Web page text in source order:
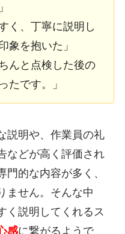
く、丁寧に説明し
象を抱いた」
んと点検した後の
たです。」
説明や、作業員の礼
などが高く評価され
的な内容が多く、
ません。そんな中
く説明してくれるス
感に繋がるようで